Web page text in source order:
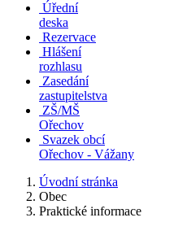
Úřední
deska
Rezervace
Hlášení
rozhlasu
Zasedání
zastupitelstva
ZŠ/MŠ
Ořechov
Svazek obcí
Ořechov - Vážany
Úvodní stránka
Obec
Praktické informace